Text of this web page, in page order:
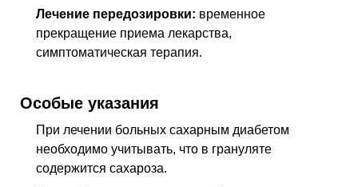
Лечение передозировки: временное
прекращение приема лекарства,
симптоматическая терапия.
Особые указания
При лечении больных сахарным диабетом
необходимо учитывать, что в грануляте
содержится сахароза.